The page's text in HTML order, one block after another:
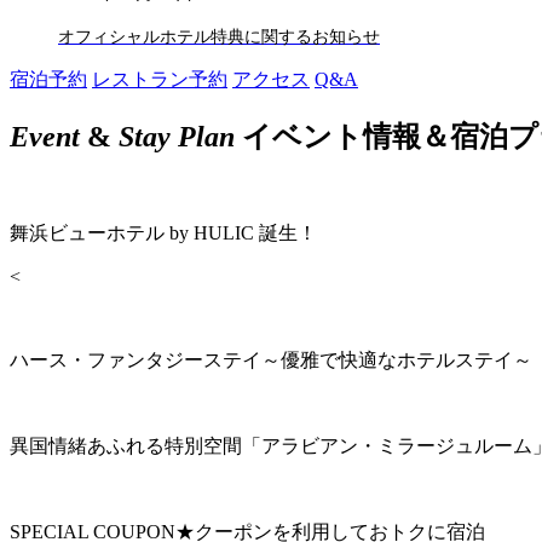
オフィシャルホテル特典に関するお知らせ
宿泊予約 レストラン予約 アクセス Q&A
Event& Stay Plan イベント情報＆宿泊
舞浜ビューホテル by HULIC 誕生！
<
ハース・ファンタジーステイ～優雅で快適なホテルステイ～
異国情緒あふれる特別空間「アラビアン・ミラージュルーム
SPECIAL COUPON★クーポンを利用しておトクに宿泊